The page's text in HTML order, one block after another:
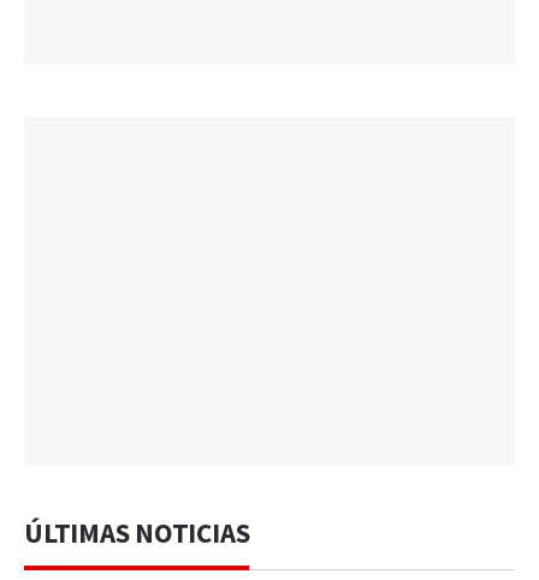
ÚLTIMAS NOTICIAS